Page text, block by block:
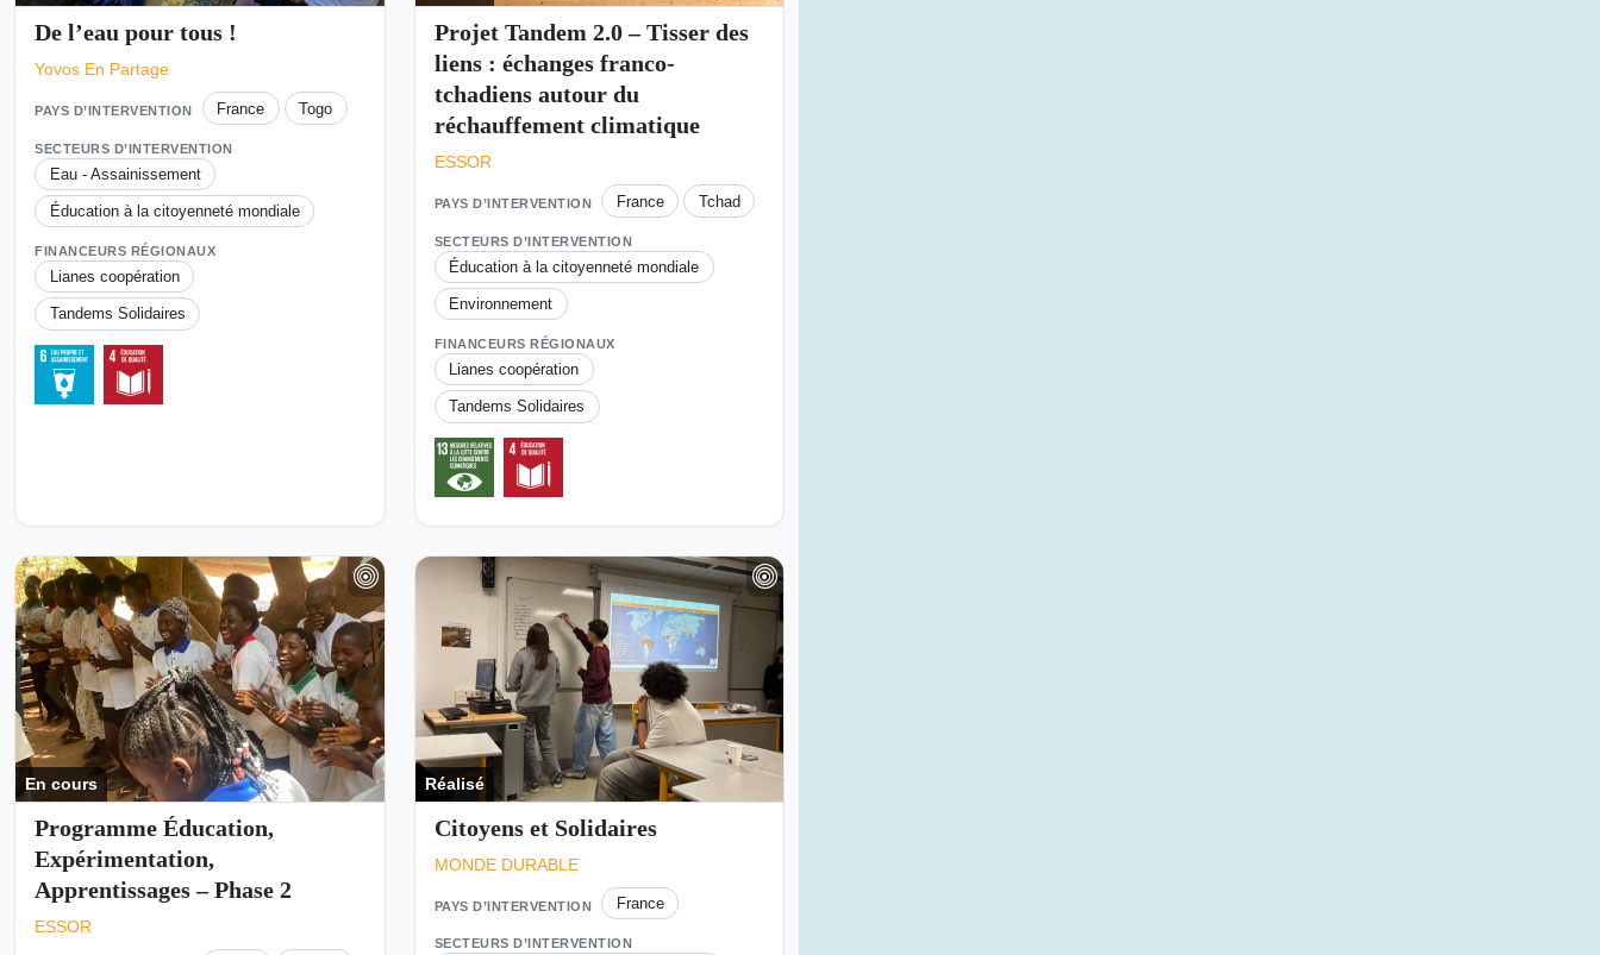
De l’eau pour tous !
Yovos En Partage
PAYS D’INTERVENTION France Togo
SECTEURS D’INTERVENTION
Eau - Assainissement
Éducation à la citoyenneté mondiale
FINANCEURS RÉGIONAUX
Lianes coopération
Tandems Solidaires
Projet Tandem 2.0 – Tisser des
liens : échanges franco-
tchadiens autour du
réchauffement climatique
ESSOR
PAYS D’INTERVENTION France Tchad
SECTEURS D’INTERVENTION
Éducation à la citoyenneté mondiale
Environnement
FINANCEURS RÉGIONAUX
Lianes coopération
Tandems Solidaires
En cours
Programme Éducation,
Expérimentation,
Apprentissages – Phase 2
ESSOR
Réalisé
Citoyens et Solidaires
MONDE DURABLE
PAYS D’INTERVENTION France
SECTEURS D’INTERVENTION